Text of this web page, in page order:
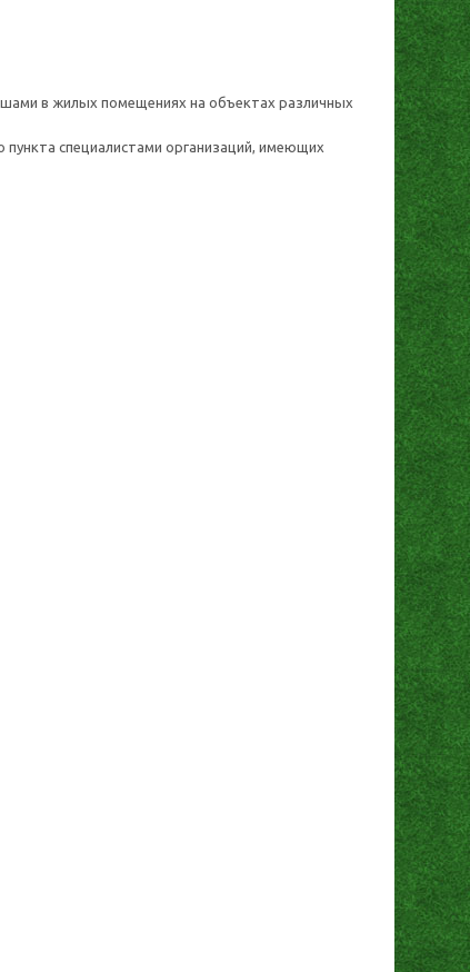
в жилых помещениях на объектах различных
специалистами организаций, имеющих